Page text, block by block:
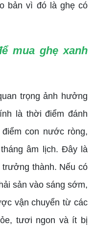
bản vì đó là ghẹ có
mua ghẹ xanh
trọng ảnh hưởng
là thời điểm đánh
con nước ròng,
âm lịch. Đây là
trưởng thành. Nếu có
sản vào sáng sớm,
vận chuyển từ các
tươi ngon và ít bị